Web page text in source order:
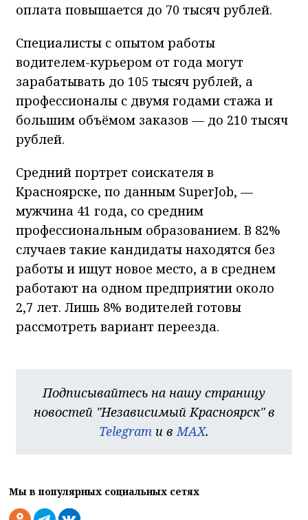
оплата повышается до 70 тысяч рублей.
Специалисты с опытом работы
водителем-курьером от года могут
зарабатывать до 105 тысяч рублей, а
профессионалы с двумя годами стажа и
большим объёмом заказов — до 210 тысяч
рублей.
Средний портрет соискателя в
Красноярске, по данным SuperJob, —
мужчина 41 года, со средним
профессиональным образованием. В 82%
случаев такие кандидаты находятся без
работы и ищут новое место, а в среднем
работают на одном предприятии около
2,7 лет. Лишь 8% водителей готовы
рассмотреть вариант переезда.
Подписывайтесь на нашу страницу
новостей "Независимый Красноярск" в
Telegram и вMAX.
Мы в популярных социальных сетях